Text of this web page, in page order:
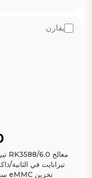
يقارن
تخزين eMMC سعة 64 جيجابايت/وحدة TPM2.0